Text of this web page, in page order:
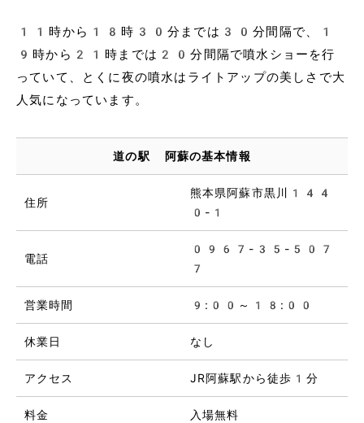
11時から18時30分までは30分間隔で、1
9時から21時までは20分間隔で噴水ショーを行
っていて、とくに夜の噴水はライトアップの美しさで大
人気になっています。
道の駅 阿蘇の基本情報
住所
熊本県阿蘇市黒川144
0-1
電話
0967-35-507
7
営業時間 9:00～18:00
休業日 なし
アクセス JR阿蘇駅から徒歩1分
料金 入場無料